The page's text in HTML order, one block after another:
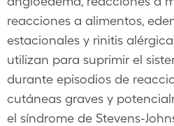
reacciones a alimentos,
estacionales y rinitis
utilizan para suprimir el
durante episodios de
cutáneas graves y
el síndrome de Stevens-